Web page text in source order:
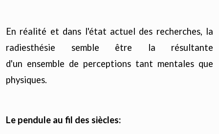
En réalité et dans l'état actuel des recherches, la
radiesthésie semble être la résultante
d'un ensemble de perceptions tant mentales que
physiques.
Le pendule au fil des siècles: